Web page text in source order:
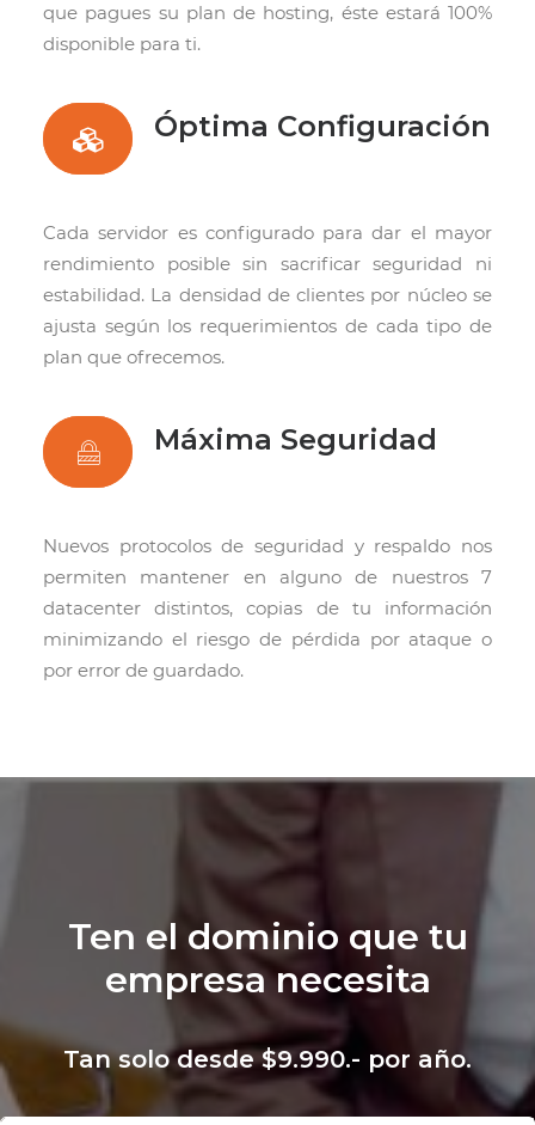
que pagues su plan de hosting, éste estará 100%
disponible para ti.
Óptima Configuración
Cada servidor es configurado para dar el mayor
rendimiento posible sin sacrificar seguridad ni
estabilidad. La densidad de clientes por núcleo se
ajusta según los requerimientos de cada tipo de
plan que ofrecemos.
Máxima Seguridad
Nuevos protocolos de seguridad y respaldo nos
permiten mantener en alguno de nuestros 7
datacenter distintos, copias de tu información
minimizando el riesgo de pérdida por ataque o
por error de guardado.
Ten el dominio que tu
empresa necesita
Tan solo desde $9.990.- por año.